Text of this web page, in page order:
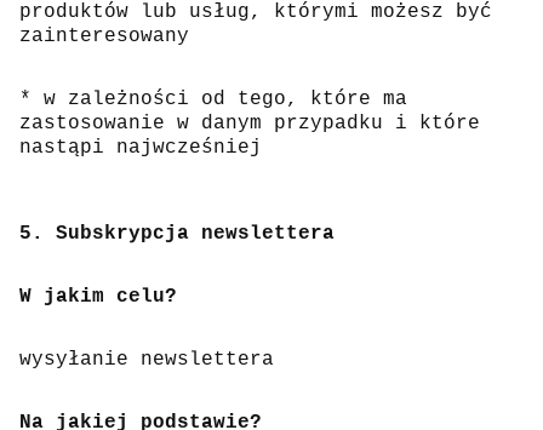
produktów lub usług, którymi możesz być
zainteresowany
* w zależności od tego, które ma
zastosowanie w danym przypadku i które
nastąpi najwcześniej
5. Subskrypcja newslettera
W jakim celu?
wysyłanie newslettera
Na jakiej podstawie?